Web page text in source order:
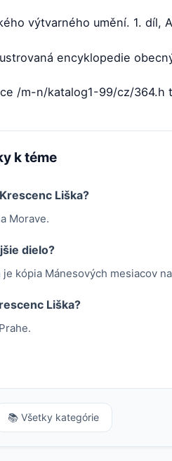
výtvarného umění. 1. díl,
encyklopedie
/m-n/katalog1-99/cz/364.h
k téme
Liška?
Morave.
dielo?
kópia Mánesových mesiacov
Liška?
📚 Všetky kategórie